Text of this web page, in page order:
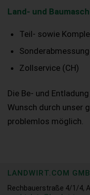
Land- und
Teil- sowie
Zollservice (CH)
Die Be- und
Wunsch durch unser
problemlos möglich.
LANDWIRT.COM
Rechbauerstraße 4/1/4,